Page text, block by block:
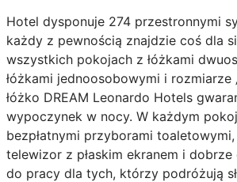
Hotel dysponuje 274 przestronnymi
każdy z pewnością znajdzie coś dla
wszystkich pokojach z łóżkami
łóżkami jednoosobowymi i rozmiarze
łóżko DREAM Leonardo Hotels
wypoczynek w nocy. W każdym
bezpłatnymi przyborami
telewizor z płaskim ekranem i
do pracy dla tych, którzy podróżują